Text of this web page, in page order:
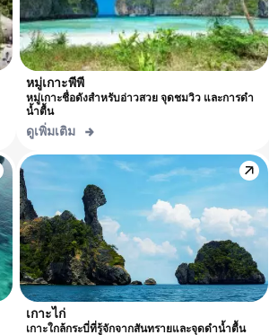
หมู่เกาะพีพี
หมู่เกาะชื่อดังสำหรับอ่าวสวย จุดชมวิว และการดำ
น้ำตื้น
ดูเพิ่มเติม
เกาะไก่
เกาะใกล้กระบี่ที่รู้จักจากสันทรายและจุดดำน้ำตื้น